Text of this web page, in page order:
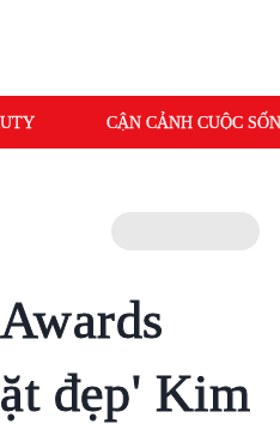
CẬN CẢNH CUỘC
đẹp' Kim